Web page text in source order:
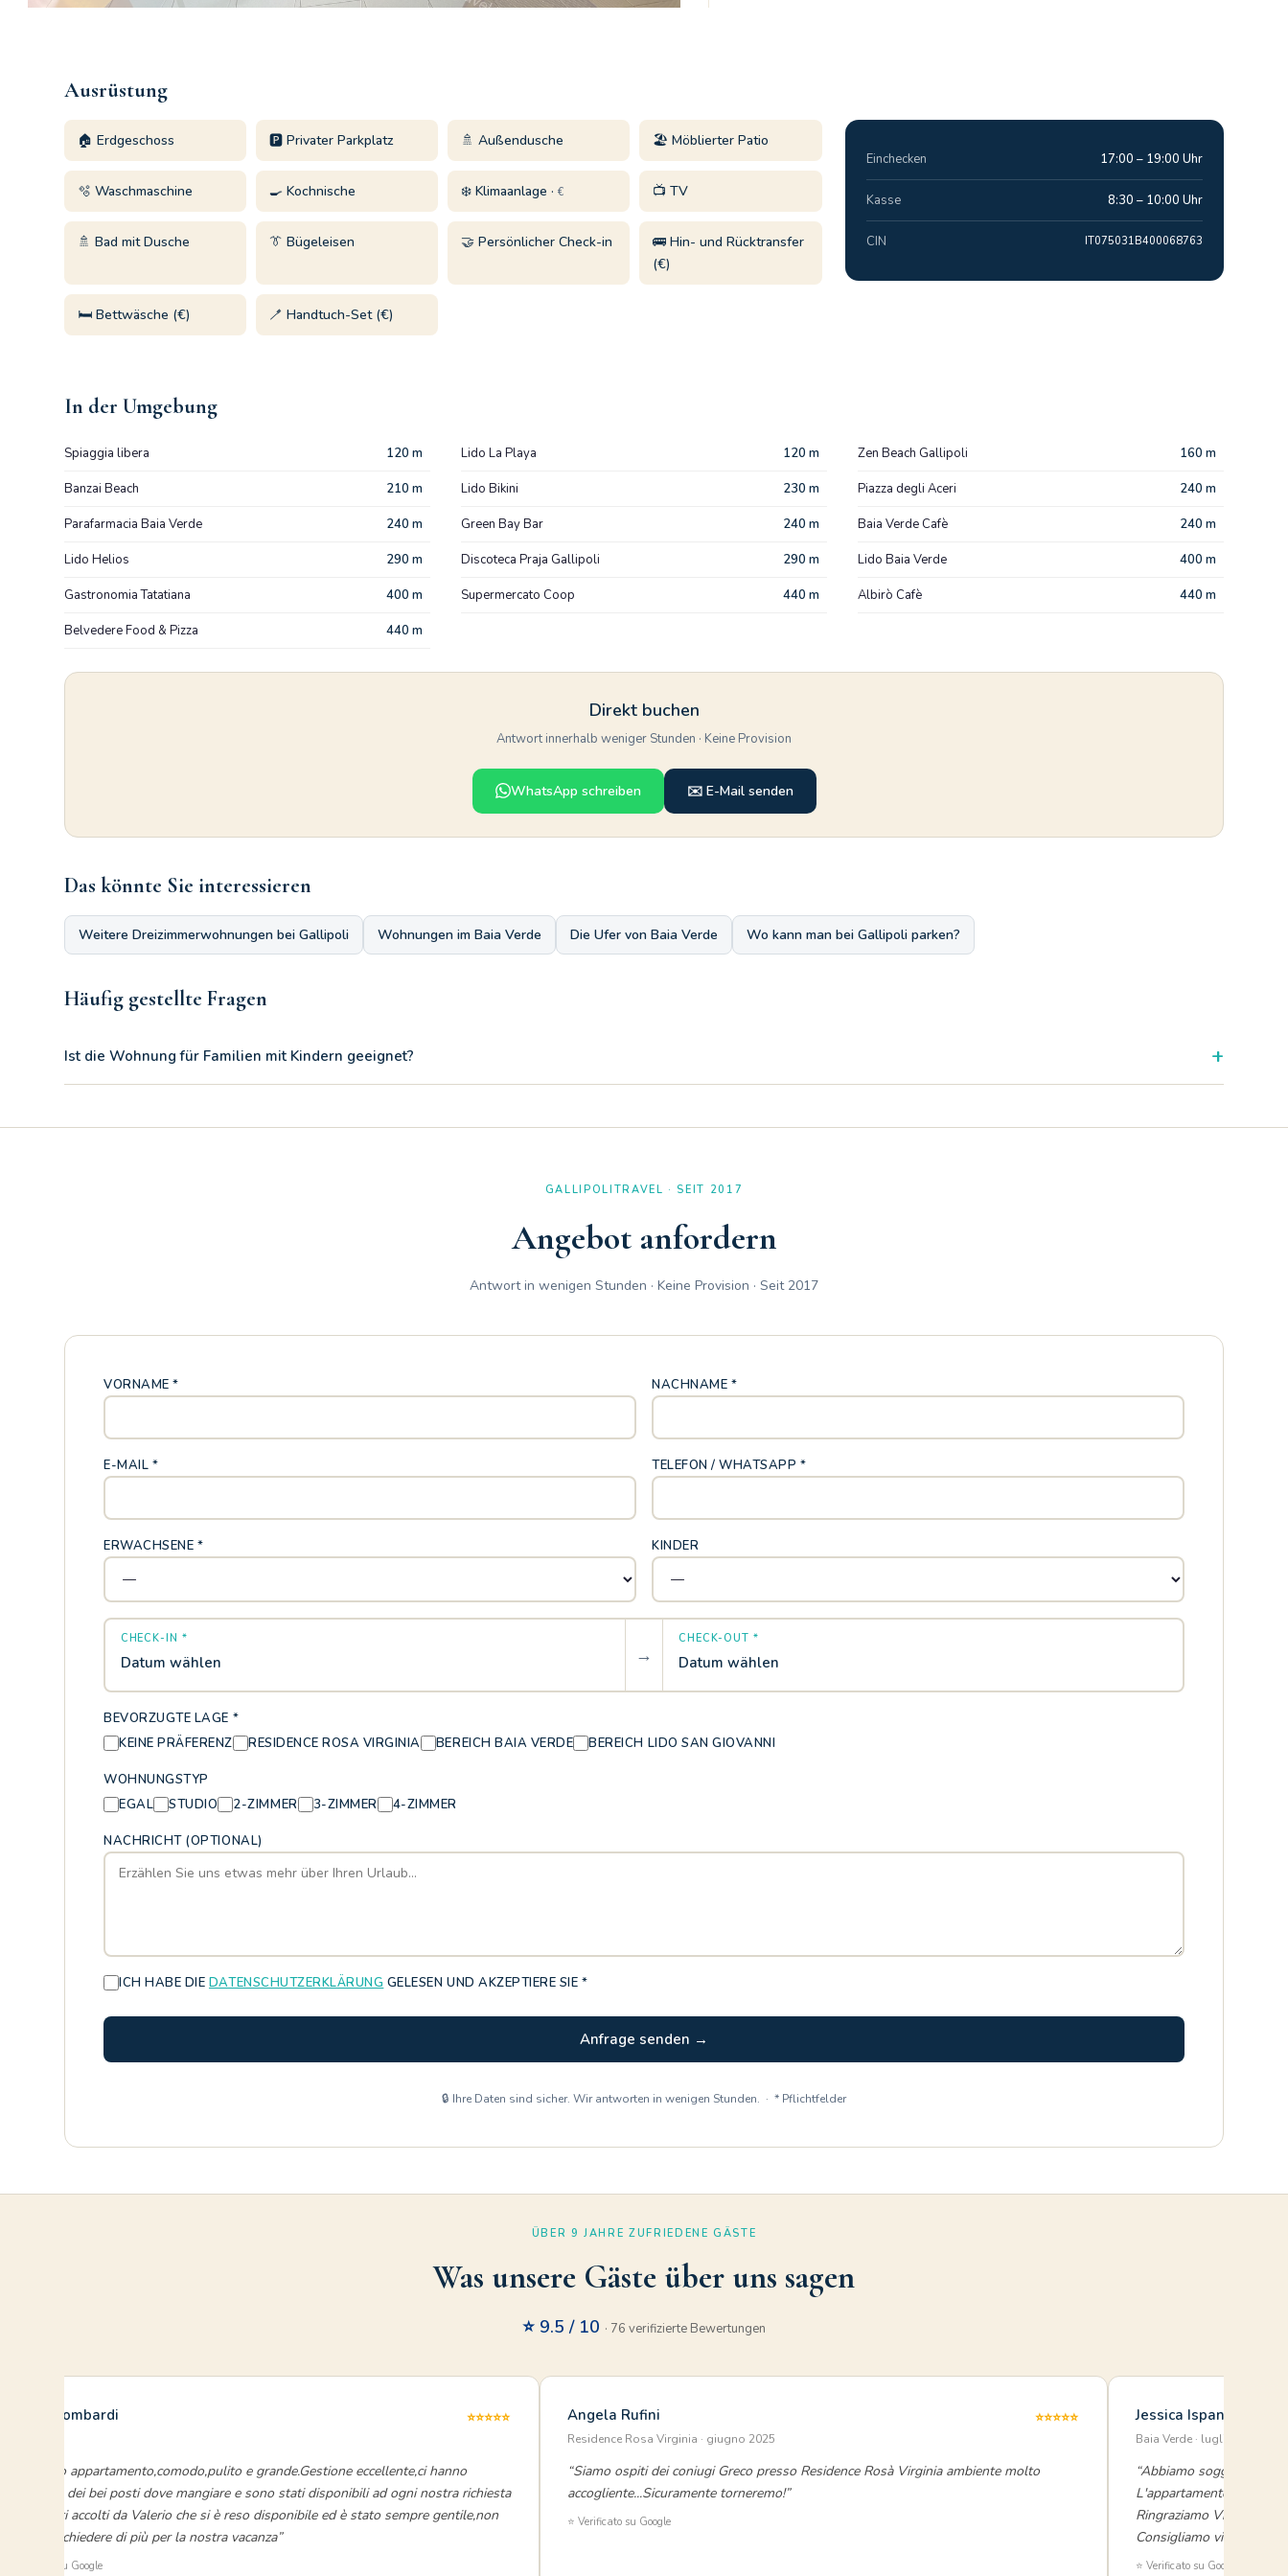
Ausrüstung
🏠 Erdgeschoss 🅿️ Privater Parkplatz 🚿 Außendusche 🏖️ Möblierter Patio
🫧 Waschmaschine 🍳 Kochnische ❄️ Klimaanlage ·€ 📺 TV
🚿 Bad mit Dusche 👔 Bügeleisen 🤝 Persönlicher Check-in
🚌 Hin- und Rücktransfer
(€)
🛏️ Bettwäsche (€) 🪥 Handtuch-Set (€)
Einchecken 17:00 – 19:00 Uhr
Kasse 8:30 – 10:00 Uhr
CIN IT075031B400068763
In der Umgebung
Spiaggia libera 120 m Lido La Playa 120 m Zen Beach Gallipoli 160 m
Banzai Beach 210 m Lido Bikini 230 m Piazza degli Aceri 240 m
Parafarmacia Baia Verde 240 m Green Bay Bar 240 m Baia Verde Cafè 240 m
Lido Helios 290 m Discoteca Praja Gallipoli 290 m Lido Baia Verde 400 m
Gastronomia Tatatiana 400 m Supermercato Coop 440 m Albirò Cafè 440 m
Belvedere Food & Pizza 440 m
Direkt buchen
Antwort innerhalb weniger Stunden · Keine Provision
WhatsApp schreiben ✉️ E-Mail senden
Das könnte Sie interessieren
Weitere Dreizimmerwohnungen bei Gallipoli Wohnungen im Baia Verde Die Ufer von Baia Verde Wo kann man bei Gallipoli parken?
Häufig gestellte Fragen
Ist die Wohnung für Familien mit Kindern geeignet? +
GALLIPOLITRAVEL · SEIT 2017
Angebot anfordern
Antwort in wenigen Stunden · Keine Provision · Seit 2017
VORNAME * NACHNAME *
E-MAIL * TELEFON / WHATSAPP *
ERWACHSENE * KINDER
CHECK-IN *
Datum wählen →
CHECK-OUT *
Datum wählen
BEVORZUGTE LAGE *
KEINE PRÄFERENZ
RESIDENCE ROSA VIRGINIA BEREICH BAIA VERDE BEREICH LIDO SAN GIOVANNI
WOHNUNGSTYP
EGAL
STUDIO 2-ZIMMER 3-ZIMMER 4-ZIMMER
NACHRICHT (OPTIONAL)
ICH HABE DIE DATENSCHUTZERKLÄRUNG GELESEN UND AKZEPTIERE SIE *
Anfrage senden →
🔒 Ihre Daten sind sicher. Wir antworten in wenigen Stunden. · * Pflichtfelder
ÜBER 9 JAHRE ZUFRIEDENE GÄSTE
Was unsere Gäste über uns sagen
⭐ 9.5 / 10 · 76 verifizierte Bewertungen
Silvana Lombardi ⭐⭐⭐⭐⭐
“Bellissimo appartamento,comodo,pulito e grande.Gestione eccellente,ci hanno
consigliato dei bei posti dove mangiare e sono stati disponibili ad ogni nostra richiesta
,siamo stati accolti da Valerio che si è reso disponibile ed è stato sempre gentile,non
potevamo chiedere di più per la nostra vacanza”
⭐ Verificato su Google
Angela Rufini
Residence Rosa Virginia · giugno 2025
⭐⭐⭐⭐⭐
“Siamo ospiti dei coniugi Greco presso Residence Rosà Virginia ambiente molto
accogliente...Sicuramente torneremo!”
⭐ Verificato su Google
Jessica Ispani
Baia Verde · luglio 2025
“Abbiamo soggiornato
L'appartamento
Ringraziamo Viviana per
Consigliamo vivamente
⭐ Verificato su Google